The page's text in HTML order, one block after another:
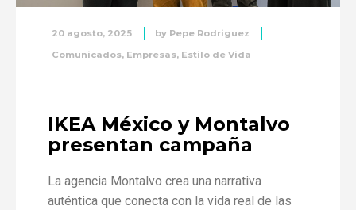
20 agosto, 2025 by Pepe Rodriguez
Comunicados, Empresas, Estilo de Vida
IKEA México y Montalvo
presentan campaña
La agencia Montalvo crea una narrativa
auténtica que conecta con la vida real de las